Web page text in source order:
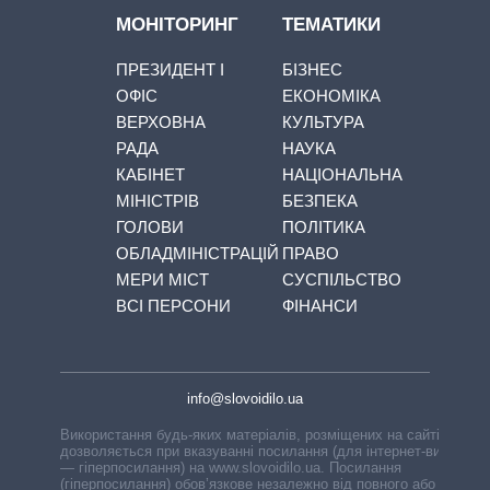
МОНІТОРИНГ
ПРЕЗИДЕНТ І
ОФІС
ВЕРХОВНА
РАДА
КАБІНЕТ
МІНІСТРІВ
ГОЛОВИ
ОБЛАДМІНІСТРАЦІЙ
МЕРИ МІСТ
ВСІ ПЕРСОНИ
ТЕМАТИКИ
БІЗНЕС
ЕКОНОМІКА
КУЛЬТУРА
НАУКА
НАЦІОНАЛЬНА
БЕЗПЕКА
ПОЛІТИКА
ПРАВО
СУСПІЛЬСТВО
ФІНАНСИ
info@slovoidilo.ua
Використання будь-яких матеріалів, розміщених на сайті,
дозволяється при вказуванні посилання (для інтернет-видань
— гіперпосилання) на www.slovoidilo.ua. Посилання
(гіперпосилання) обов’язкове незалежно від повного або